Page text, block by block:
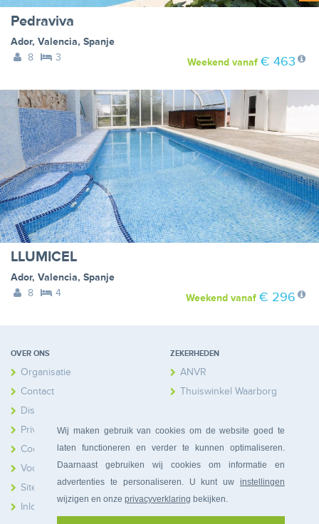
Wij maken gebruik van cookies om de website goed te
laten functioneren en verder te kunnen optimaliseren.
Daarnaast gebruiken wij cookies om informatie en
advertenties te personaliseren. U kunt uw instellingen
wijzigen en onze privacyverklaring bekijken.
Pedraviva
Ador, Valencia, Spanje
8
3 Weekendvanaf € 463
LLUMICEL
Ador, Valencia, Spanje
8
4 Weekendvanaf € 296
OVER ONS
Organisatie
Contact
Disclaimer
Privacy
Cookies
Voorwaarden
Sitemap
Inloggen Huiseigenaren
ZEKERHEDEN
ANVR
Thuiswinkel Waarborg